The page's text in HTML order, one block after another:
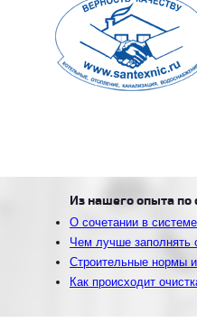
Из нашего опыта по
О сочетании в
Чем лучше заполнять
Строительные нормы
Как происходит